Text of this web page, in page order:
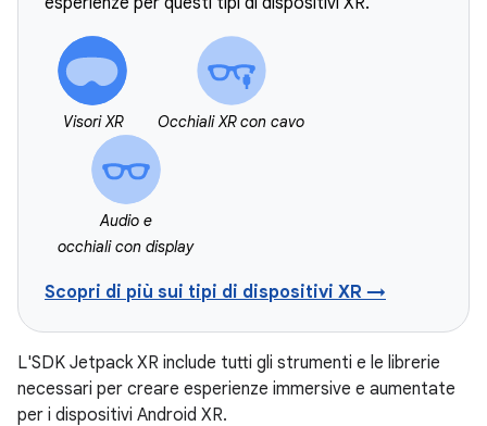
Visori XR Occhiali XR con cavo
Audio e
occhiali con display
Scopri di più sui tipi di dispositivi XR →
L'SDK Jetpack XR include tutti gli strumenti e le librerie
necessari per creare esperienze immersive e aumentate
per i dispositivi Android XR.